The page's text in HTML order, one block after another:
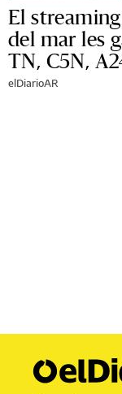
El
del mar les
TN, C5N,
elDiarioAR